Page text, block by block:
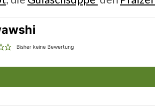
Bisher keine Bewertung